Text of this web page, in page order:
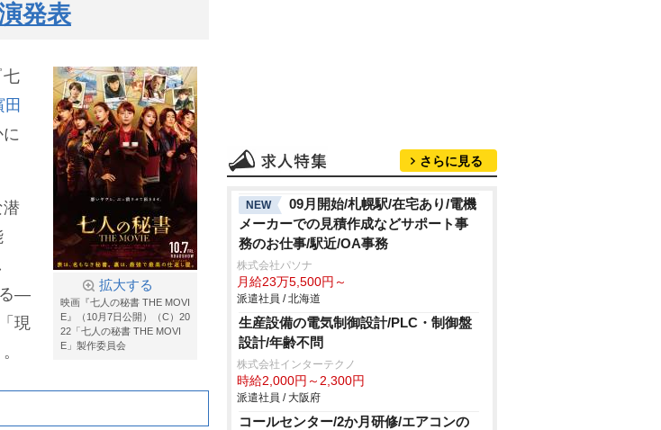
発表
拡大する
映画『七人の秘書 THE MOVI
E』（10月7日公開）（C）20
22「七人の秘書 THE MOVI
E」製作委員会
七
田
潜
る―
現
さらに見る
NEW
09月開始/札幌駅/在宅あり/電機
メーカーでの見積作成などサポート事
務のお仕事/駅近/OA事務
株式会社パソナ
月給23万5,500円～
派遣社員 / 北海道
生産設備の電気制御設計/PLC・制御盤
設計/年齢不問
株式会社インターテクノ
時給2,000円～2,300円
派遣社員 / 大阪府
コールセンター/2か月研修/エアコンの